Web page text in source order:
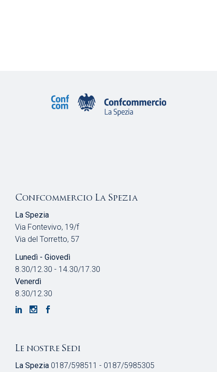
Confcommercio La Spezia
La Spezia
Via Fontevivo, 19/f
Via del Torretto, 57
Lunedì - Giovedì
8.30/12.30 - 14.30/17.30
Venerdì
8.30/12.30
Le nostre Sedi
La Spezia 0187/598511 - 0187/5985305